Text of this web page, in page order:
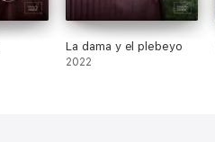
La dama y el plebeyo
2022